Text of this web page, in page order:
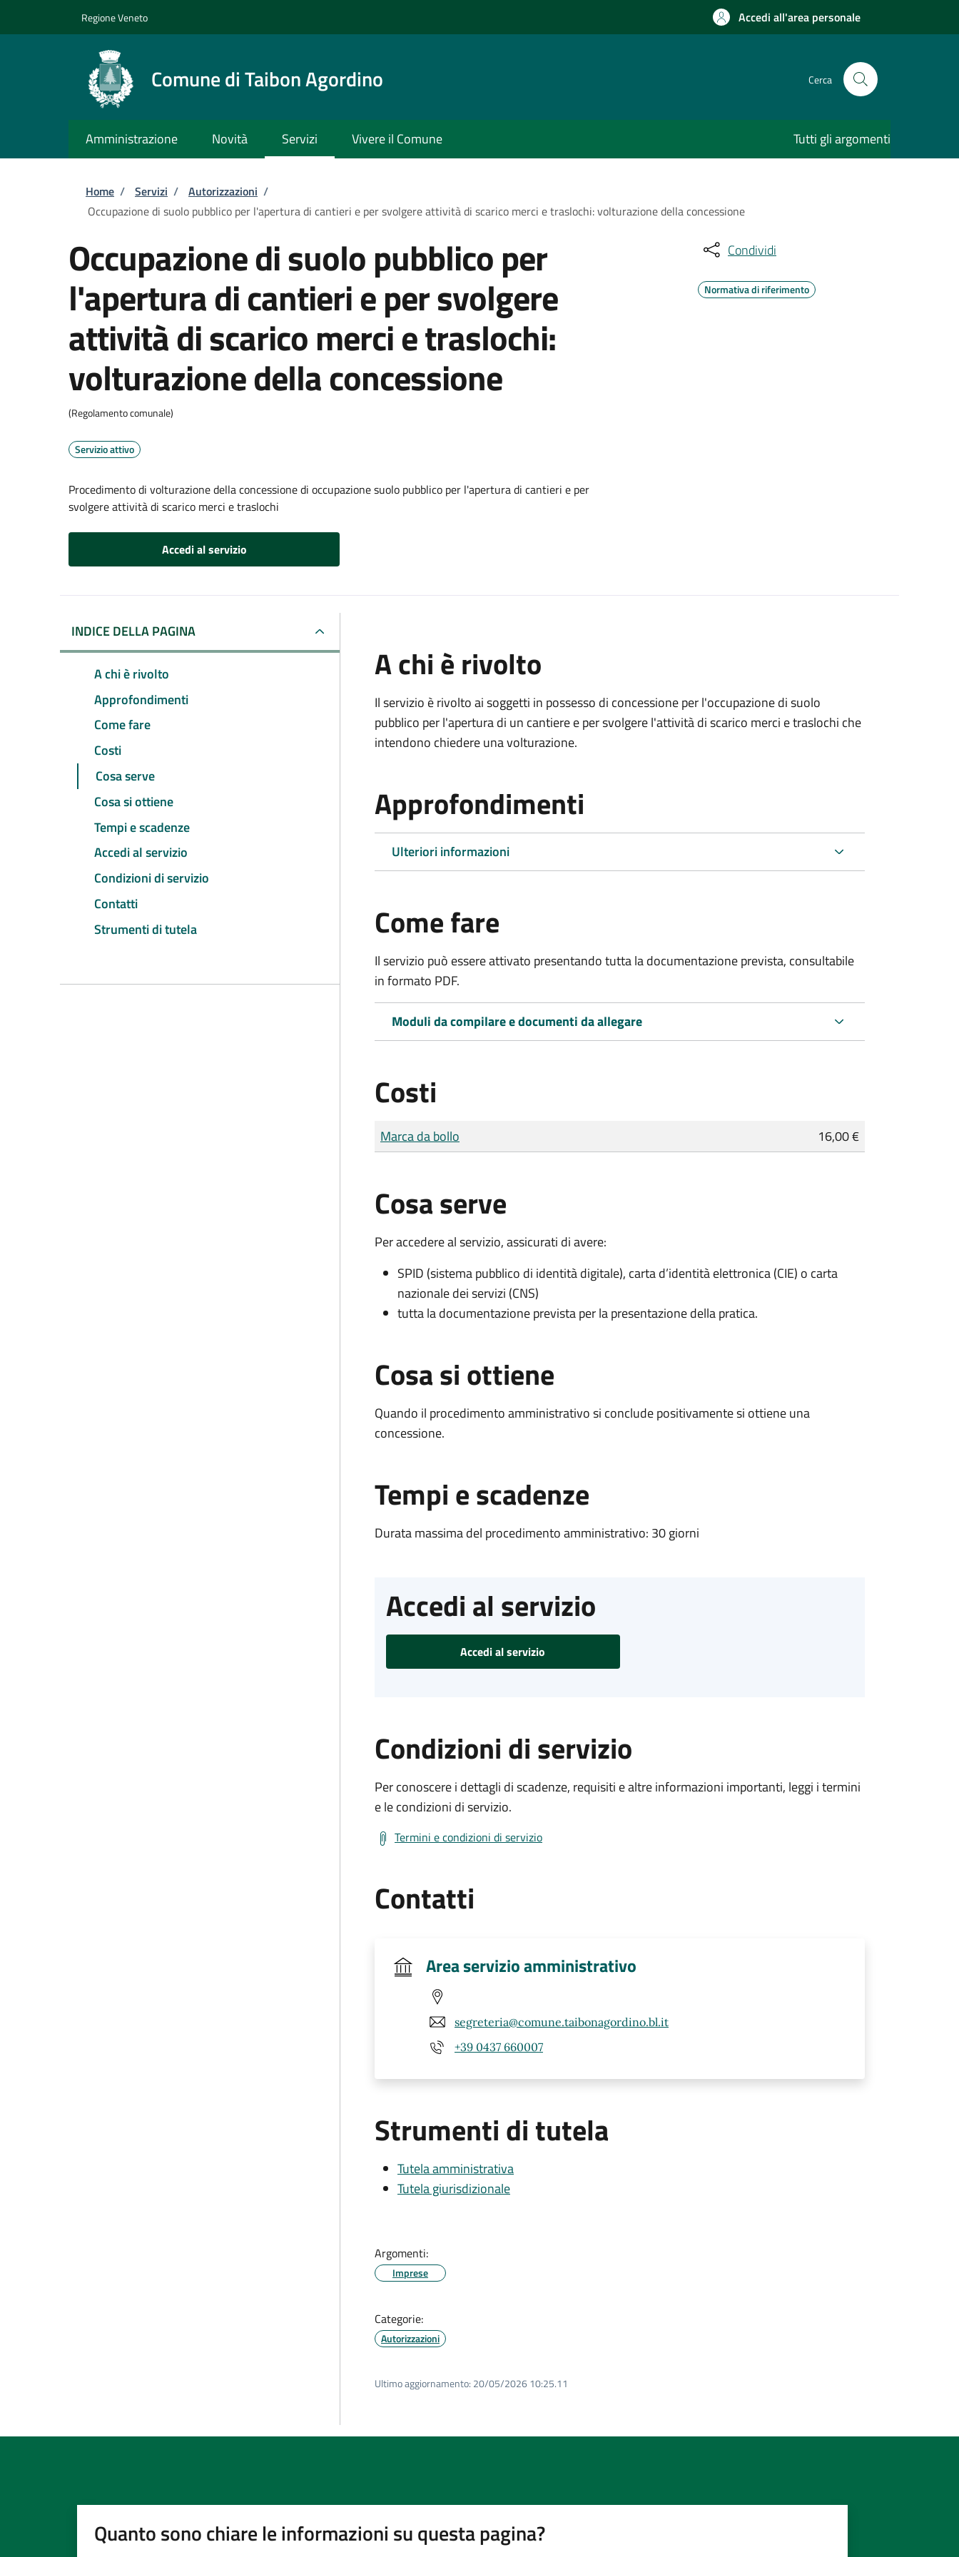
Regione Veneto Accedi all'area personale
Comune di Taibon Agordino Cerca
Amministrazione Novità Servizi Vivere il Comune Tutti gli argomenti
Briciole di pane
Home / Servizi / Autorizzazioni /
Occupazione di suolo pubblico per l'apertura di cantieri e per svolgere attività di scarico merci e traslochi: volturazione della concessione
Occupazione di suolo pubblico per
l'apertura di cantieri e per svolgere
attività di scarico merci e traslochi:
volturazione della concessione
(Regolamento comunale)
Servizio attivo
Procedimento di volturazione della concessione di occupazione suolo pubblico per l'apertura di cantieri e per
svolgere attività di scarico merci e traslochi
Accedi al servizio
Condividi
Normativa di riferimento
INDICE DELLA PAGINA
A chi è rivolto
Approfondimenti
Come fare
Costi
Cosa serve
Cosa si ottiene
Tempi e scadenze
Accedi al servizio
Condizioni di servizio
Contatti
Strumenti di tutela
A chi è rivolto
Il servizio è rivolto ai soggetti in possesso di concessione per l'occupazione di suolo
pubblico per l'apertura di un cantiere e per svolgere l'attività di scarico merci e traslochi che
intendono chiedere una volturazione.
Approfondimenti
Ulteriori informazioni
Come fare
Il servizio può essere attivato presentando tutta la documentazione prevista, consultabile
in formato PDF.
Moduli da compilare e documenti da allegare
Costi
Tipo di pagamento
Importo
Marca da bollo 16,00 €
Cosa serve
Per accedere al servizio, assicurati di avere:
SPID (sistema pubblico di identità digitale), carta d’identità elettronica (CIE) o carta
nazionale dei servizi (CNS)
tutta la documentazione prevista per la presentazione della pratica.
Cosa si ottiene
Quando il procedimento amministrativo si conclude positivamente si ottiene una
concessione.
Tempi e scadenze
Durata massima del procedimento amministrativo: 30 giorni
Accedi al servizio
Accedi al servizio
Condizioni di servizio
Per conoscere i dettagli di scadenze, requisiti e altre informazioni importanti, leggi i termini
e le condizioni di servizio.
Termini e condizioni di servizio
Contatti
Area servizio amministrativo
segreteria@comune.taibonagordino.bl.it
+39 0437 660007
Strumenti di tutela
Tutela amministrativa
Tutela giurisdizionale
Argomenti:
Imprese
Categorie:
Autorizzazioni
Ultimo aggiornamento: 20/05/2026 10:25.11
Quanto sono chiare le informazioni su questa pagina?